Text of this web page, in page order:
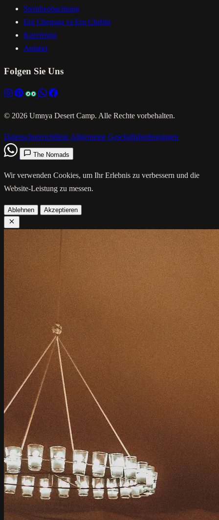
Sternbeobachtung
Erg Chegaga vs Erg Chebbi
Kurzfristig
Anfahrt
Folgen Sie Uns
© 2026 Umnya Desert Camp. Alle Rechte vorbehalten.
Datenschutzrichtlinie Allgemeine Geschäftsbedingungen
The Nomads
Wir verwenden Cookies, um Ihr Erlebnis zu verbessern und die
Website-Leistung zu messen.
Ablehnen Akzeptieren